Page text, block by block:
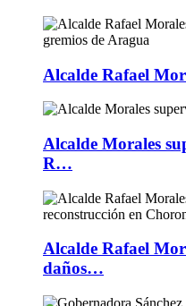
Alcalde Rafael
Alcalde Morales
R…
Alcalde Rafael
daños…